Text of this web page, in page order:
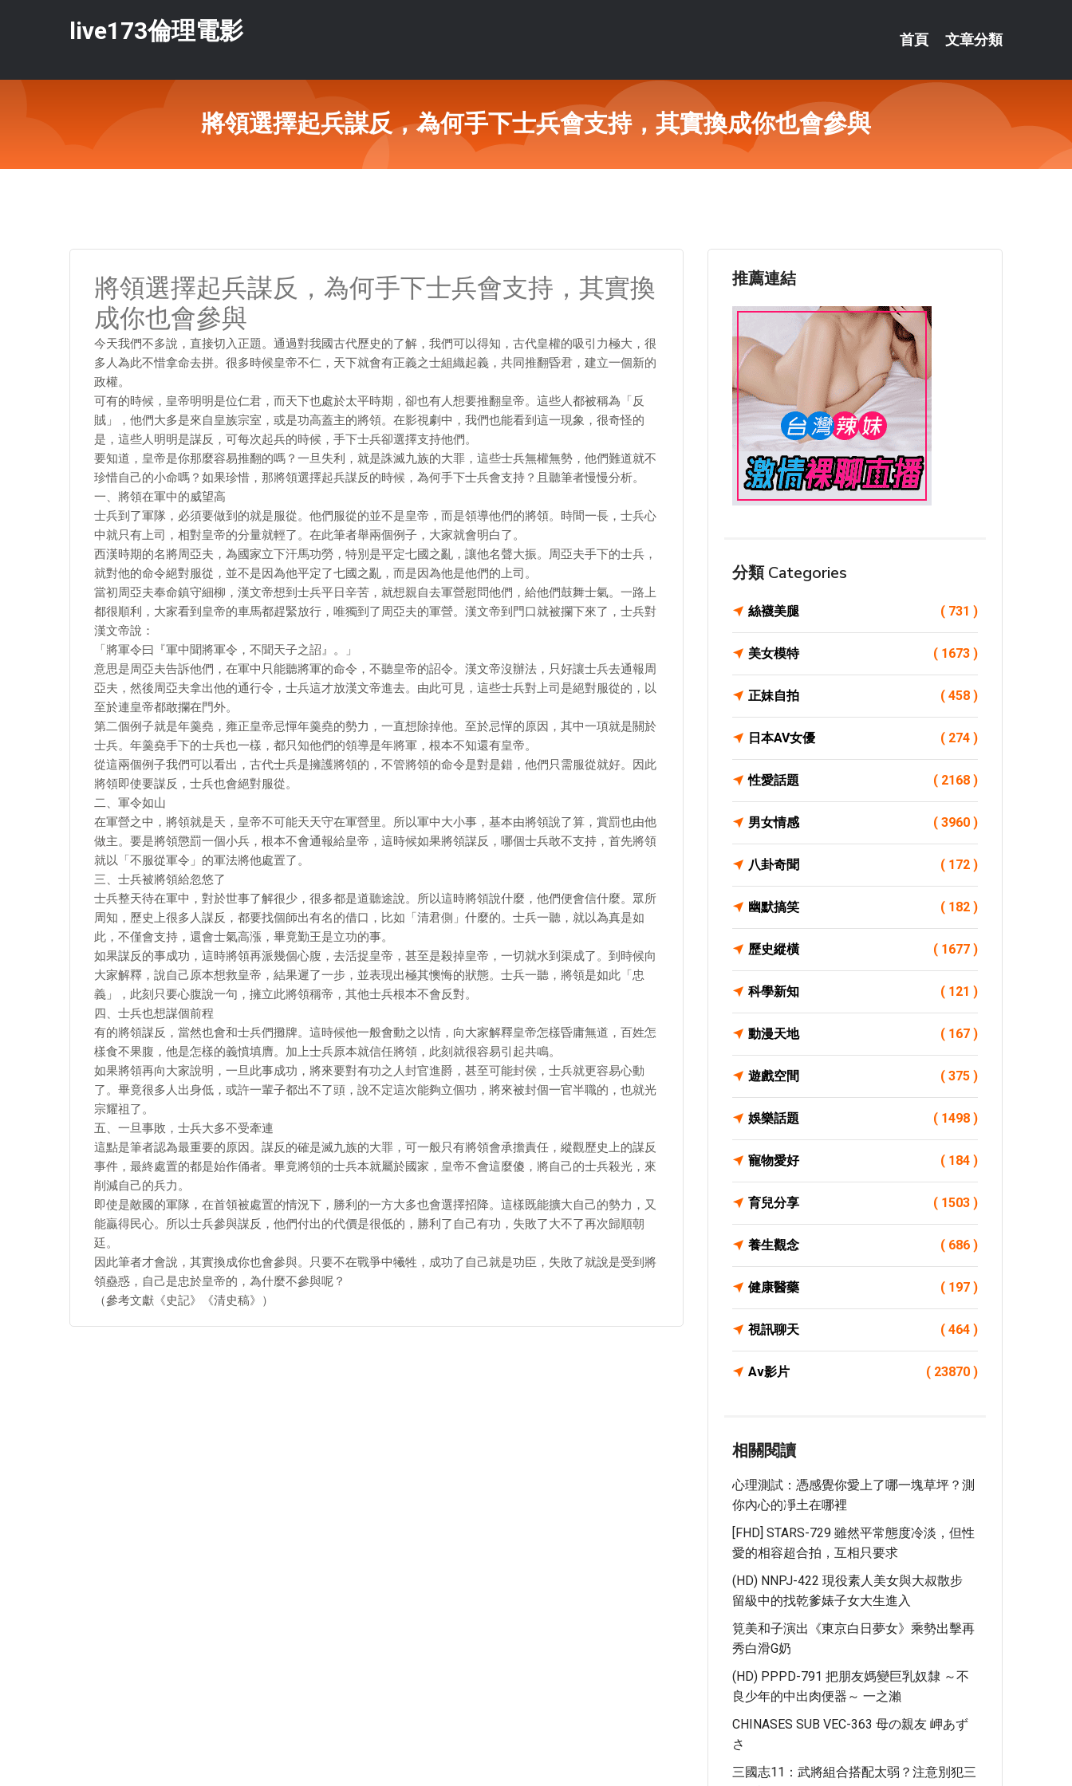
live173倫理電影 首頁 文章分類
將領選擇起兵謀反，為何手下士兵會支持，其實換成你也會參與
將領選擇起兵謀反，為何手下士兵會支持，其實換
成你也會參與
今天我們不多說，直接切入正題。通過對我國古代歷史的了解，我們可以得知，古代皇權的吸引力極大，很
多人為此不惜拿命去拼。很多時候皇帝不仁，天下就會有正義之士組織起義，共同推翻昏君，建立一個新的
政權。
可有的時候，皇帝明明是位仁君，而天下也處於太平時期，卻也有人想要推翻皇帝。這些人都被稱為「反
賊」，他們大多是來自皇族宗室，或是功高蓋主的將領。在影視劇中，我們也能看到這一現象，很奇怪的
是，這些人明明是謀反，可每次起兵的時候，手下士兵卻選擇支持他們。
要知道，皇帝是你那麼容易推翻的嗎？一旦失利，就是誅滅九族的大罪，這些士兵無權無勢，他們難道就不
珍惜自己的小命嗎？如果珍惜，那將領選擇起兵謀反的時候，為何手下士兵會支持？且聽筆者慢慢分析。
一、將領在軍中的威望高
士兵到了軍隊，必須要做到的就是服從。他們服從的並不是皇帝，而是領導他們的將領。時間一長，士兵心
中就只有上司，相對皇帝的分量就輕了。在此筆者舉兩個例子，大家就會明白了。
西漢時期的名將周亞夫，為國家立下汗馬功勞，特別是平定七國之亂，讓他名聲大振。周亞夫手下的士兵，
就對他的命令絕對服從，並不是因為他平定了七國之亂，而是因為他是他們的上司。
當初周亞夫奉命鎮守細柳，漢文帝想到士兵平日辛苦，就想親自去軍營慰問他們，給他們鼓舞士氣。一路上
都很順利，大家看到皇帝的車馬都趕緊放行，唯獨到了周亞夫的軍營。漢文帝到門口就被攔下來了，士兵對
漢文帝說：
「將軍令曰『軍中聞將軍令，不聞天子之詔』。」
意思是周亞夫告訴他們，在軍中只能聽將軍的命令，不聽皇帝的詔令。漢文帝沒辦法，只好讓士兵去通報周
亞夫，然後周亞夫拿出他的通行令，士兵這才放漢文帝進去。由此可見，這些士兵對上司是絕對服從的，以
至於連皇帝都敢攔在門外。
第二個例子就是年羹堯，雍正皇帝忌憚年羹堯的勢力，一直想除掉他。至於忌憚的原因，其中一項就是關於
士兵。年羹堯手下的士兵也一樣，都只知他們的領導是年將軍，根本不知還有皇帝。
從這兩個例子我們可以看出，古代士兵是擁護將領的，不管將領的命令是對是錯，他們只需服從就好。因此
將領即使要謀反，士兵也會絕對服從。
二、軍令如山
在軍營之中，將領就是天，皇帝不可能天天守在軍營里。所以軍中大小事，基本由將領說了算，賞罰也由他
做主。要是將領懲罰一個小兵，根本不會通報給皇帝，這時候如果將領謀反，哪個士兵敢不支持，首先將領
就以「不服從軍令」的軍法將他處置了。
三、士兵被將領給忽悠了
士兵整天待在軍中，對於世事了解很少，很多都是道聽途說。所以這時將領說什麼，他們便會信什麼。眾所
周知，歷史上很多人謀反，都要找個師出有名的借口，比如「清君側」什麼的。士兵一聽，就以為真是如
此，不僅會支持，還會士氣高漲，畢竟勤王是立功的事。
如果謀反的事成功，這時將領再派幾個心腹，去活捉皇帝，甚至是殺掉皇帝，一切就水到渠成了。到時候向
大家解釋，說自己原本想救皇帝，結果遲了一步，並表現出極其懊悔的狀態。士兵一聽，將領是如此「忠
義」，此刻只要心腹說一句，擁立此將領稱帝，其他士兵根本不會反對。
四、士兵也想謀個前程
有的將領謀反，當然也會和士兵們攤牌。這時候他一般會動之以情，向大家解釋皇帝怎樣昏庸無道，百姓怎
樣食不果腹，他是怎樣的義憤填膺。加上士兵原本就信任將領，此刻就很容易引起共鳴。
如果將領再向大家說明，一旦此事成功，將來要對有功之人封官進爵，甚至可能封侯，士兵就更容易心動
了。畢竟很多人出身低，或許一輩子都出不了頭，說不定這次能夠立個功，將來被封個一官半職的，也就光
宗耀祖了。
五、一旦事敗，士兵大多不受牽連
這點是筆者認為最重要的原因。謀反的確是滅九族的大罪，可一般只有將領會承擔責任，縱觀歷史上的謀反
事件，最終處置的都是始作俑者。畢竟將領的士兵本就屬於國家，皇帝不會這麼傻，將自己的士兵殺光，來
削減自己的兵力。
即使是敵國的軍隊，在首領被處置的情況下，勝利的一方大多也會選擇招降。這樣既能擴大自己的勢力，又
能贏得民心。所以士兵參與謀反，他們付出的代價是很低的，勝利了自己有功，失敗了大不了再次歸順朝
廷。
因此筆者才會說，其實換成你也會參與。只要不在戰爭中犧牲，成功了自己就是功臣，失敗了就說是受到將
領蠱惑，自己是忠於皇帝的，為什麼不參與呢？
（參考文獻《史記》《清史稿》）
推薦連結
分類 Categories
絲襪美腿 ( 731 )
美女模特 ( 1673 )
正妹自拍 ( 458 )
日本AV女優 ( 274 )
性愛話題 ( 2168 )
男女情感 ( 3960 )
八卦奇聞 ( 172 )
幽默搞笑 ( 182 )
歷史縱橫 ( 1677 )
科學新知 ( 121 )
動漫天地 ( 167 )
遊戲空間 ( 375 )
娛樂話題 ( 1498 )
寵物愛好 ( 184 )
育兒分享 ( 1503 )
養生觀念 ( 686 )
健康醫藥 ( 197 )
視訊聊天 ( 464 )
Av影片 ( 23870 )
相關閱讀
心理測試：憑感覺你愛上了哪一塊草坪？測
你內心的凈土在哪裡
[FHD] STARS-729 雖然平常態度冷淡，但性
愛的相容超合拍，互相只要求
(HD) NNPJ-422 現役素人美女與大叔散步
留級中的找乾爹婊子女大生進入
筧美和子演出《東京白日夢女》乘勢出擊再
秀白滑G奶
(HD) PPPD-791 把朋友媽變巨乳奴隸 ～不
良少年的中出肉便器～ 一之瀨
CHINASES SUB VEC-363 母の親友 岬あず
さ
三國志11：武將組合搭配太弱？注意別犯三